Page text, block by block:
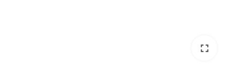
fullscreen